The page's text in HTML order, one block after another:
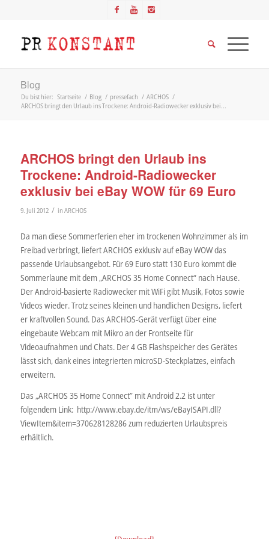
Blog
Du bist hier: Startseite / Blog / pressefach / ARCHOS /
ARCHOS bringt den Urlaub ins Trockene: Android-Radiowecker exklusiv bei...
ARCHOS bringt den Urlaub ins
Trockene: Android-Radiowecker
exklusiv bei eBay WOW für 69 Euro
9. Juli 2012 / in ARCHOS
Da man diese Sommerferien eher im trockenen Wohnzimmer als im
Freibad verbringt, liefert ARCHOS exklusiv auf eBay WOW das
passende Urlaubsangebot. Für 69 Euro statt 130 Euro kommt die
Sommerlaune mit dem „ARCHOS 35 Home Connect“ nach Hause.
Der Android-basierte Radiowecker mit WiFi gibt Musik, Fotos sowie
Videos wieder. Trotz seines kleinen und handlichen Designs, liefert
er kraftvollen Sound. Das ARCHOS-Gerät verfügt über eine
eingebaute Webcam mit Mikro an der Frontseite für
Videoaufnahmen und Chats. Der 4 GB Flashspeicher des Gerätes
lässt sich, dank eines integrierten microSD-Steckplatzes, einfach
erweitern.
Das „ARCHOS 35 Home Connect” mit Android 2.2 ist unter
folgendem Link: http://www.ebay.de/itm/ws/eBayISAPI.dll?
ViewItem&item=370628128286 zum reduzierten Urlaubspreis
erhältlich.